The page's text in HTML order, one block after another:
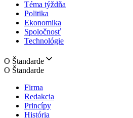
Téma týždňa
Politika
Ekonomika
Spoločnosť
Technológie
O Štandarde
O Štandarde
Firma
Redakcia
Princípy
História